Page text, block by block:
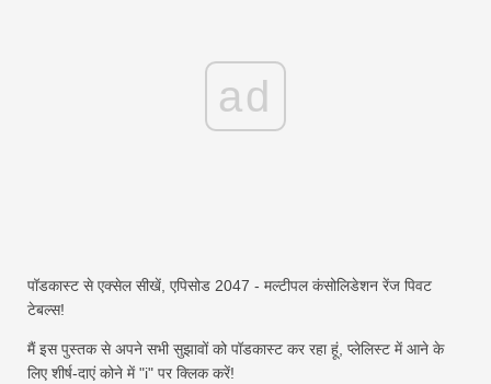
ad
पॉडकास्ट से एक्सेल सीखें, एपिसोड 2047 - मल्टीपल कंसोलिडेशन रेंज पिवट
टेबल्स!
मैं इस पुस्तक से अपने सभी सुझावों को पॉडकास्ट कर रहा हूं, प्लेलिस्ट में आने के
लिए शीर्ष-दाएं कोने में "i" पर क्लिक करें!